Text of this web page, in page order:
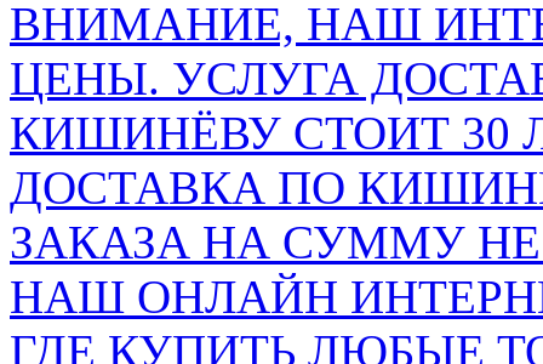
ВНИМАНИЕ, НАШ
ЦЕНЫ. УСЛУГА
КИШИНЁВУ СТОИТ 30
ДОСТАВКА ПО
ЗАКАЗА НА СУММУ НЕ
НАШ ОНЛАЙН
ГДЕ КУПИТЬ ЛЮБЫЕ